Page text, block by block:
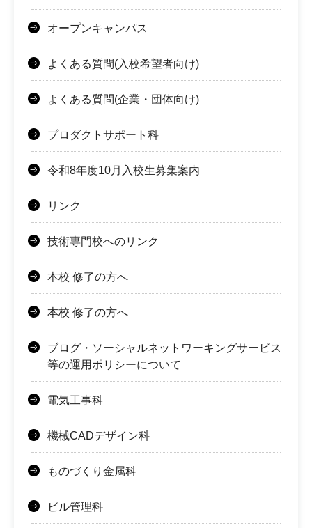
オープンキャンパス
よくある質問(入校希望者向け)
よくある質問(企業・団体向け)
プロダクトサポート科
令和8年度10月入校生募集案内
リンク
技術専門校へのリンク
本校 修了の方へ
本校 修了の方へ
ブログ・ソーシャルネットワーキングサービス
等の運用ポリシーについて
電気工事科
機械CADデザイン科
ものづくり金属科
ビル管理科